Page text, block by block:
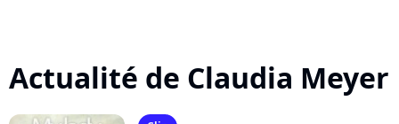
Actualité de Claudia Meyer